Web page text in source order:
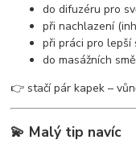
do difuzéru pro
při nachlazení
při práci pro lepší
do masážních
👉 stačí pár kapek –
💫 Malý tip navíc